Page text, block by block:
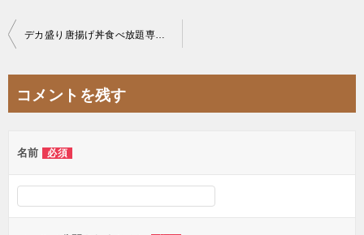
投
ビ
ー
シ
デカ盛り唐揚げ丼食べ放題専門店キッチンBUSストップ三郷駅前2号店初回ノーマル唐揚げ丼大盛り
コメントを残す
名前 必須